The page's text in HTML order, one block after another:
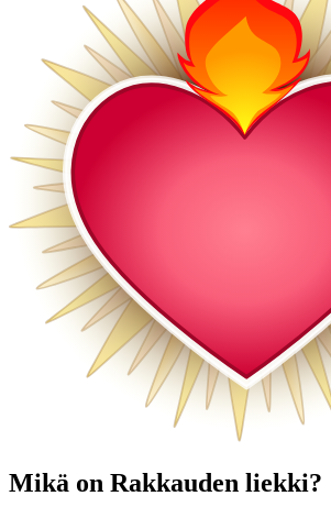
Mikä on Rakkauden liekki?